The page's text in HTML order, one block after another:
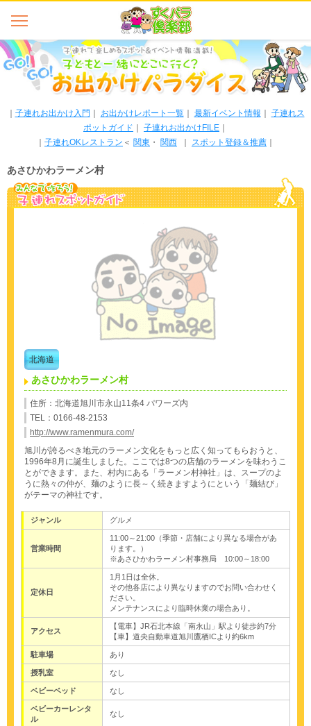
子連れお出かけ入門 お出かけレポート一覧｜ 最新イベント情報
子連れス
ポットガイド
子連れお出かけFILE
子連れOKレストラン ＜ 関東 ・ 関西 スポット登録＆推薦
あさひかわラーメン村
北海道
あさひかわラーメン村
住所：北海道旭川市永山11条4 パワーズ内
TEL：0166-48-2153
http://www.ramenmura.com/
旭川が誇るべき地元のラーメン文化をもっと広く知ってもらおうと、
1996年8月に誕生しました。ここでは8つの店舗のラーメンを味わうこ
とができます。また、村内にある「ラーメン村神社」は、スープのよ
うに熱々の仲が、麺のように長～く続きますようにという「麺結び」
がテーマの神社です。
ジャンル グルメ
営業時間
11:00～21:00（季節・店舗により異なる場合があ
ります。）
※あさひかわラーメン村事務局 10:00～18:00
定休日
1月1日は全休。
その他各店により異なりますのでお問い合わせく
ださい。
メンテナンスにより臨時休業の場合あり。
アクセス
【電車】JR石北本線「南永山」駅より徒歩約7分
【車】道央自動車道旭川鷹栖ICより約6km
駐車場 あり
授乳室 なし
ベビーベッド なし
ベビーカーレンタ
ル
なし